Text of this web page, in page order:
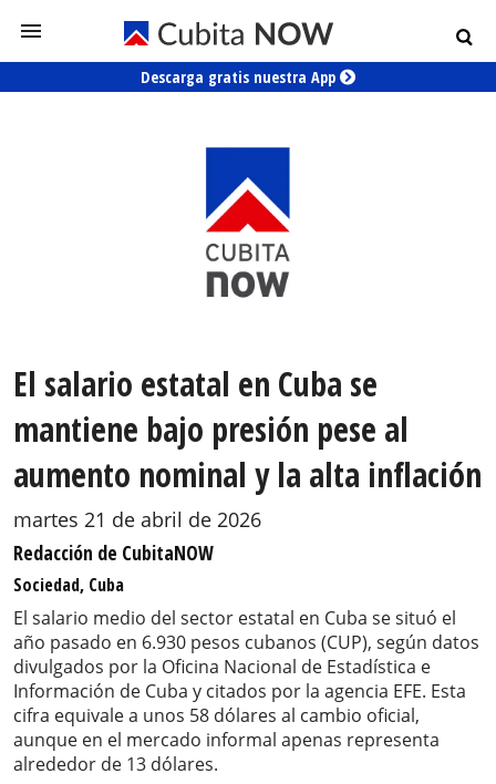
Descarga gratis nuestra App
El salario estatal en Cuba se
mantiene bajo presión pese al
aumento nominal y la alta inflación
martes 21 de abril de 2026
Redacción de CubitaNOW
Sociedad, Cuba
El salario medio del sector estatal en Cuba se situó el
año pasado en 6.930 pesos cubanos (CUP), según datos
divulgados por la Oficina Nacional de Estadística e
Información de Cuba y citados por la agencia EFE. Esta
cifra equivale a unos 58 dólares al cambio oficial,
aunque en el mercado informal apenas representa
alrededor de 13 dólares.